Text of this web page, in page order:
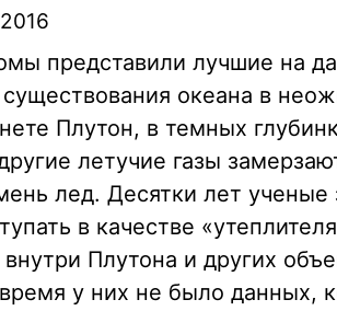
представили лучшие на
существования океана в
Плутон, в темных
летучие газы
лед. Десятки лет
в качестве
внутри Плутона и других
у них не было данных,